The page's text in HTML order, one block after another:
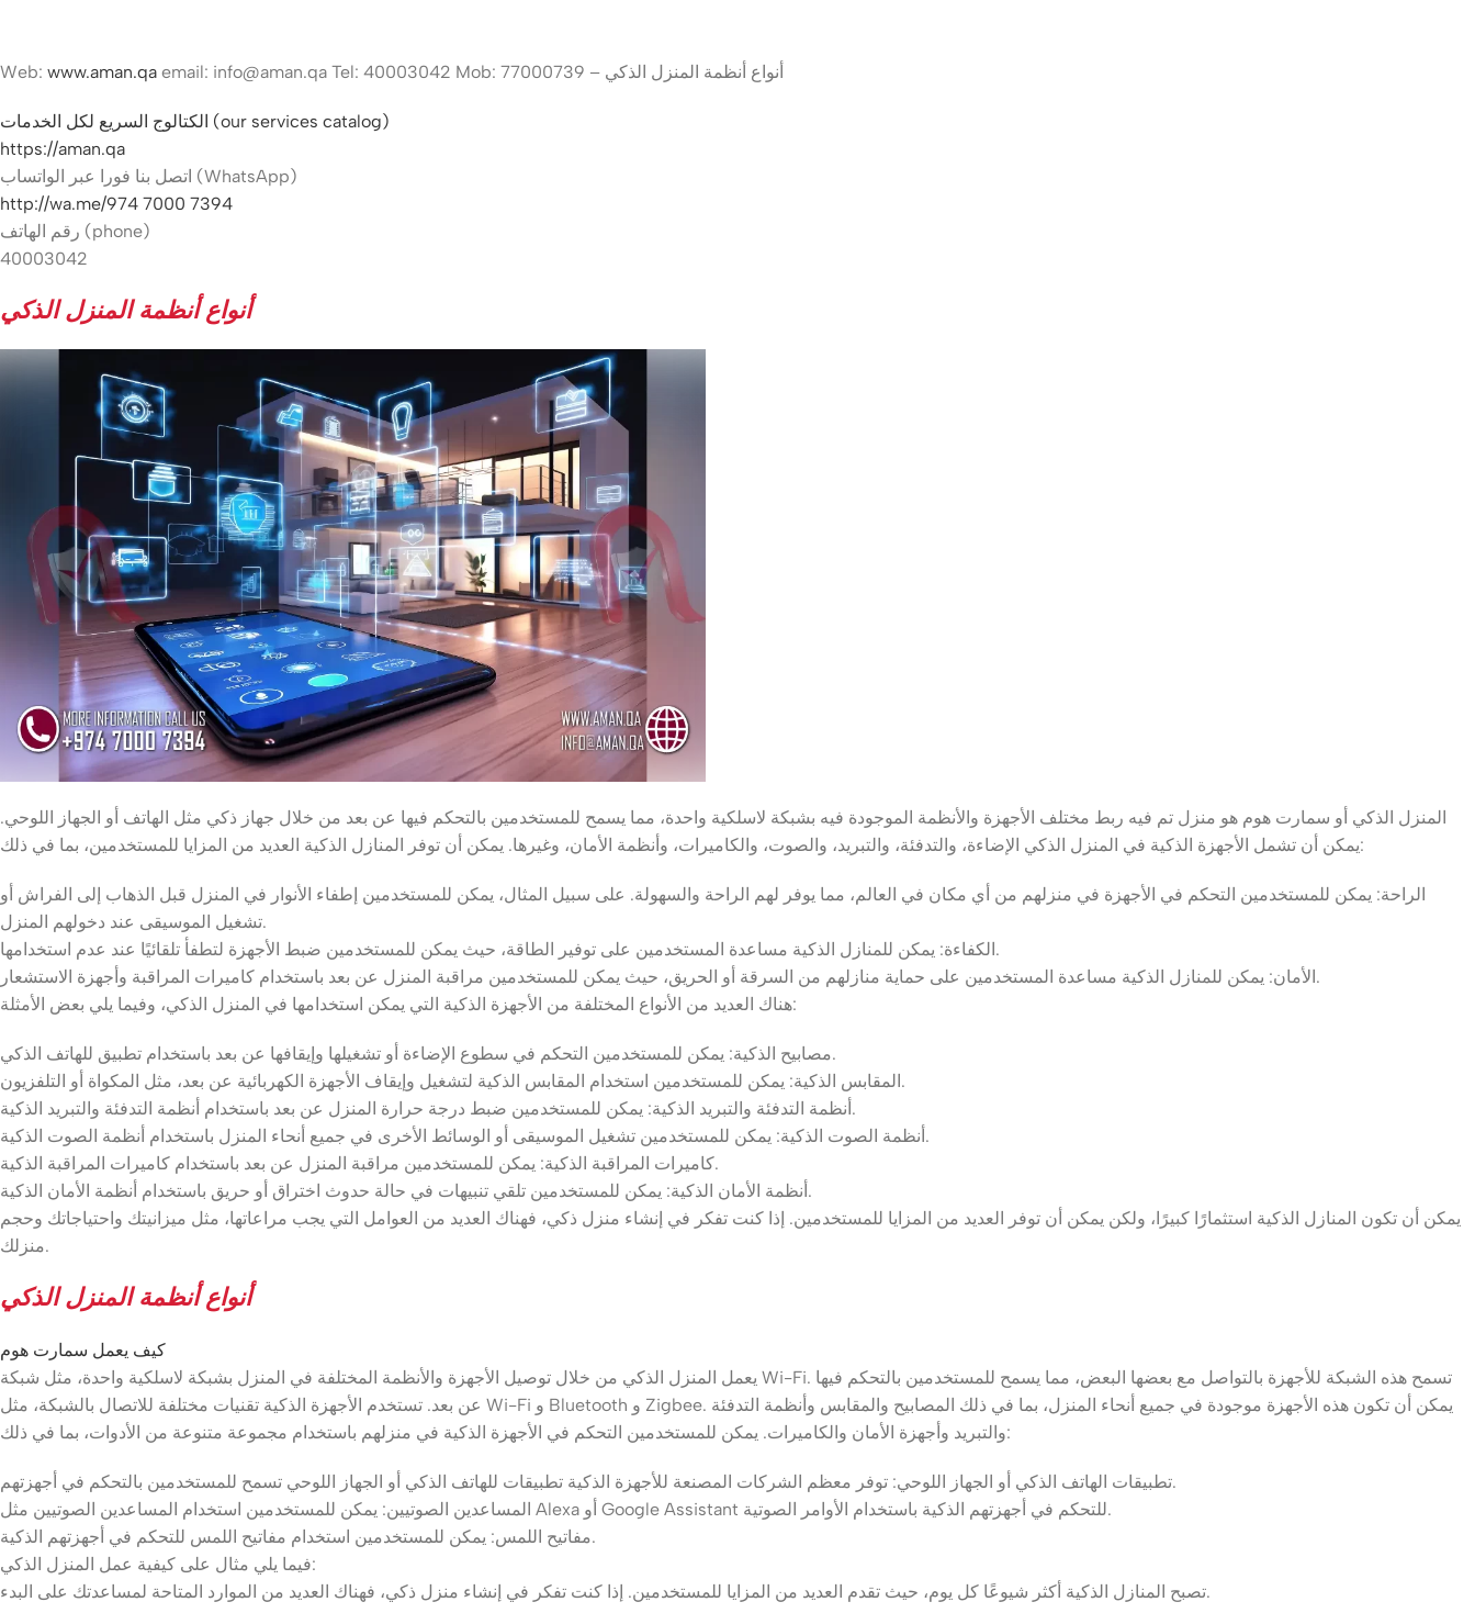
Web: www.aman.qa email: info@aman.qa Tel: 40003042 Mob: 77000739 – أنواع أنظمة المنزل الذكي
الكتالوج السريع لكل الخدمات (our services catalog)
https://aman.qa
اتصل بنا فورا عبر الواتساب (WhatsApp)
http://wa.me/974 7000 7394
رقم الهاتف (phone)
40003042
أنواع أنظمة المنزل الذكي
المنزل الذكي أو سمارت هوم هو منزل تم فيه ربط مختلف الأجهزة والأنظمة الموجودة فيه بشبكة لاسلكية واحدة، مما يسمح للمستخدمين بالتحكم فيها عن بعد من خلال جهاز ذكي مثل الهاتف أو الجهاز اللوحي.
يمكن أن تشمل الأجهزة الذكية في المنزل الذكي الإضاءة، والتدفئة، والتبريد، والصوت، والكاميرات، وأنظمة الأمان، وغيرها. يمكن أن توفر المنازل الذكية العديد من المزايا للمستخدمين، بما في ذلك:
الراحة: يمكن للمستخدمين التحكم في الأجهزة في منزلهم من أي مكان في العالم، مما يوفر لهم الراحة والسهولة. على سبيل المثال، يمكن للمستخدمين إطفاء الأنوار في المنزل قبل الذهاب إلى الفراش أو
تشغيل الموسيقى عند دخولهم المنزل.
الكفاءة: يمكن للمنازل الذكية مساعدة المستخدمين على توفير الطاقة، حيث يمكن للمستخدمين ضبط الأجهزة لتطفأ تلقائيًا عند عدم استخدامها.
الأمان: يمكن للمنازل الذكية مساعدة المستخدمين على حماية منازلهم من السرقة أو الحريق، حيث يمكن للمستخدمين مراقبة المنزل عن بعد باستخدام كاميرات المراقبة وأجهزة الاستشعار.
هناك العديد من الأنواع المختلفة من الأجهزة الذكية التي يمكن استخدامها في المنزل الذكي، وفيما يلي بعض الأمثلة:
مصابيح الذكية: يمكن للمستخدمين التحكم في سطوع الإضاءة أو تشغيلها وإيقافها عن بعد باستخدام تطبيق للهاتف الذكي.
المقابس الذكية: يمكن للمستخدمين استخدام المقابس الذكية لتشغيل وإيقاف الأجهزة الكهربائية عن بعد، مثل المكواة أو التلفزيون.
أنظمة التدفئة والتبريد الذكية: يمكن للمستخدمين ضبط درجة حرارة المنزل عن بعد باستخدام أنظمة التدفئة والتبريد الذكية.
أنظمة الصوت الذكية: يمكن للمستخدمين تشغيل الموسيقى أو الوسائط الأخرى في جميع أنحاء المنزل باستخدام أنظمة الصوت الذكية.
كاميرات المراقبة الذكية: يمكن للمستخدمين مراقبة المنزل عن بعد باستخدام كاميرات المراقبة الذكية.
أنظمة الأمان الذكية: يمكن للمستخدمين تلقي تنبيهات في حالة حدوث اختراق أو حريق باستخدام أنظمة الأمان الذكية.
يمكن أن تكون المنازل الذكية استثمارًا كبيرًا، ولكن يمكن أن توفر العديد من المزايا للمستخدمين. إذا كنت تفكر في إنشاء منزل ذكي، فهناك العديد من العوامل التي يجب مراعاتها، مثل ميزانيتك واحتياجاتك وحجم
منزلك.
أنواع أنظمة المنزل الذكي
كيف يعمل سمارت هوم
يعمل المنزل الذكي من خلال توصيل الأجهزة والأنظمة المختلفة في المنزل بشبكة لاسلكية واحدة، مثل شبكة Wi-Fi. تسمح هذه الشبكة للأجهزة بالتواصل مع بعضها البعض، مما يسمح للمستخدمين بالتحكم فيها
عن بعد. تستخدم الأجهزة الذكية تقنيات مختلفة للاتصال بالشبكة، مثل Wi-Fi و Bluetooth و Zigbee. يمكن أن تكون هذه الأجهزة موجودة في جميع أنحاء المنزل، بما في ذلك المصابيح والمقابس وأنظمة التدفئة
والتبريد وأجهزة الأمان والكاميرات. يمكن للمستخدمين التحكم في الأجهزة الذكية في منزلهم باستخدام مجموعة متنوعة من الأدوات، بما في ذلك:
تطبيقات الهاتف الذكي أو الجهاز اللوحي: توفر معظم الشركات المصنعة للأجهزة الذكية تطبيقات للهاتف الذكي أو الجهاز اللوحي تسمح للمستخدمين بالتحكم في أجهزتهم.
المساعدين الصوتيين: يمكن للمستخدمين استخدام المساعدين الصوتيين مثل Alexa أو Google Assistant للتحكم في أجهزتهم الذكية باستخدام الأوامر الصوتية.
مفاتيح اللمس: يمكن للمستخدمين استخدام مفاتيح اللمس للتحكم في أجهزتهم الذكية.
فيما يلي مثال على كيفية عمل المنزل الذكي:
تصبح المنازل الذكية أكثر شيوعًا كل يوم، حيث تقدم العديد من المزايا للمستخدمين. إذا كنت تفكر في إنشاء منزل ذكي، فهناك العديد من الموارد المتاحة لمساعدتك على البدء.